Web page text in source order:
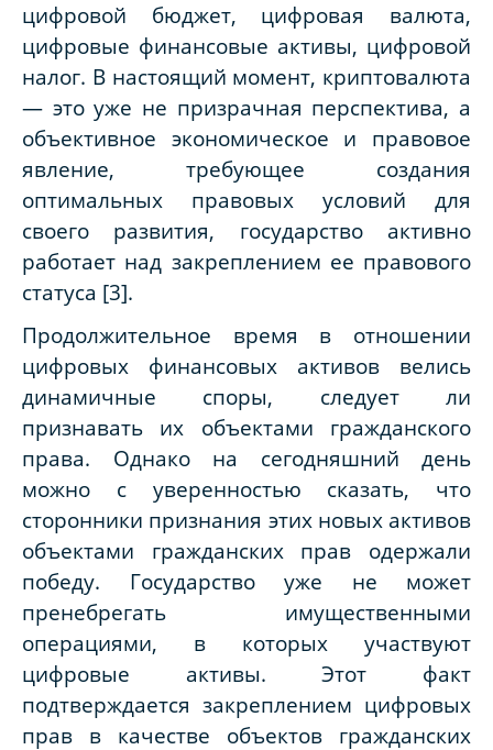
цифровой бюджет, цифровая валюта,
цифровые финансовые активы, цифровой
налог. В настоящий момент, криптовалюта
— это уже не призрачная перспектива, а
объективное экономическое и правовое
явление, требующее создания
оптимальных правовых условий для
своего развития, государство активно
работает над закреплением ее правового
статуса [3].
Продолжительное время в отношении
цифровых финансовых активов велись
динамичные споры, следует ли
признавать их объектами гражданского
права. Однако на сегодняшний день
можно с уверенностью сказать, что
сторонники признания этих новых активов
объектами гражданских прав одержали
победу. Государство уже не может
пренебрегать имущественными
операциями, в которых участвуют
цифровые активы. Этот факт
подтверждается закреплением цифровых
прав в качестве объектов гражданских